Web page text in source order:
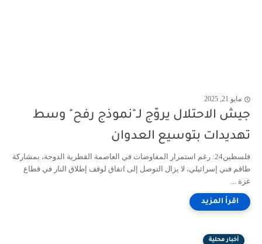
مايو 21, 2025
جيش الاحتلال يروّج لـ"نموذج رفح" وسط
تهديدات بتوسيع العدوان
فلسطين24: رغم استمرار المفاوضات في العاصمة القطرية الدوحة، بمشاركة
طاقم فني إسرائيلي، لا يزال التوصل إلى اتفاق لوقف إطلاق النار في قطاع
غزة ...
أخبار محلية